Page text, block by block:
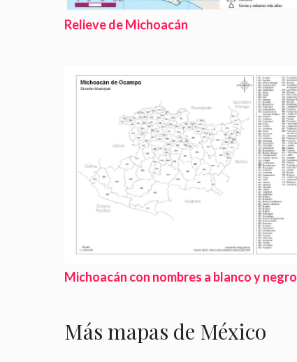
Relieve de Michoacán
Michoacán con nombres a blanco y negro
Más mapas de México